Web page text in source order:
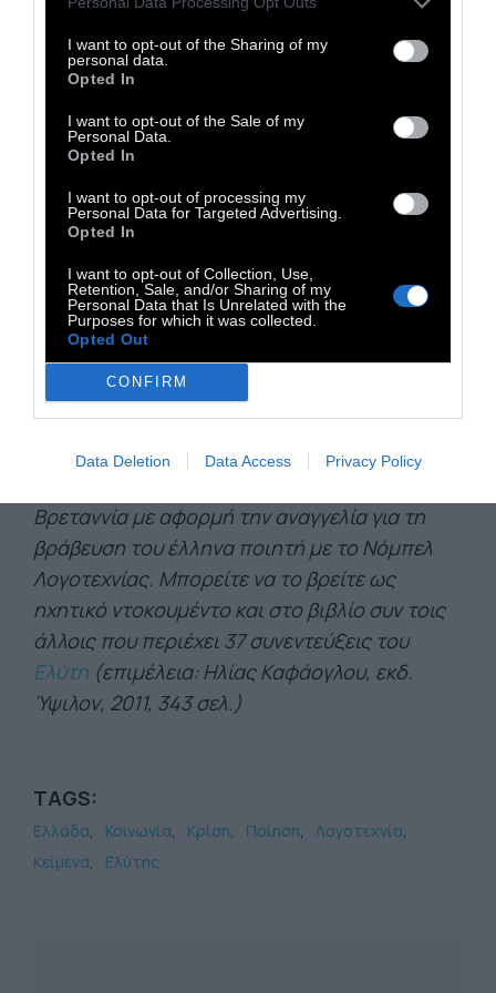
I want to opt-out of the Sharing of my
personal data.
Opted In
I want to opt-out of the Sale of my
Personal Data.
Opted In
I want to opt-out of processing my
Personal Data for Targeted Advertising.
Opted In
I want to opt-out of Collection, Use,
Retention, Sale, and/or Sharing of my
Personal Data that Is Unrelated with the
Purposes for which it was collected.
Opted Out
CONFIRM
Data Deletion Data Access Privacy Policy
όλους εμάς. Και αυτό θα σώσει την τιμή
όλων μας -και της εποχής μας.»
Από τη συνέντευξη Τύπου που δόθηκε στις 19
Βρεταννία με αφορμή την αναγγελία για τη
βράβευση του έλληνα ποιητή με το Νόμπελ
Λογοτεχνίας. Μπορείτε να το βρείτε ως
ηχητικό ντοκουμέντο και στο βιβλίο συν τοις
άλλοις που περιέχει 37 συνεντεύξεις του
Ελύτη (επιμέλεια: Ηλίας Καφάογλου, εκδ.
Ύψιλον, 2011, 343 σελ.)
TAGS:
Ελλάδα Κοινωνία Κρίση Ποίηση
Λογοτεχνία
Κείμενα
Ελύτης